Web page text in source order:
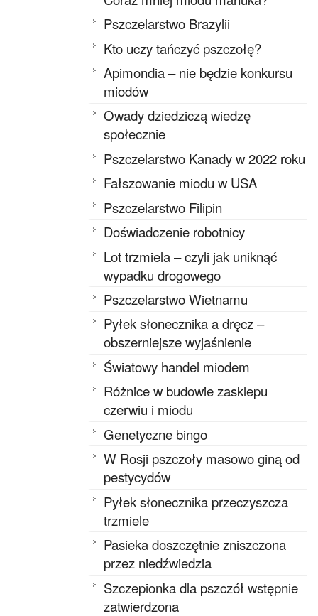
Pszczelarstwo Brazylii
Kto uczy tańczyć pszczołę?
Apimondia – nie będzie konkursu
miodów
Owady dziedziczą wiedzę
społecznie
Pszczelarstwo Kanady w 2022 roku
Fałszowanie miodu w USA
Pszczelarstwo Filipin
Doświadczenie robotnicy
Lot trzmiela – czyli jak uniknąć
wypadku drogowego
Pszczelarstwo Wietnamu
Pyłek słonecznika a dręcz –
obszerniejsze wyjaśnienie
Światowy handel miodem
Różnice w budowie zasklepu
czerwiu i miodu
Genetyczne bingo
W Rosji pszczoły masowo giną od
pestycydów
Pyłek słonecznika przeczyszcza
trzmiele
Pasieka doszczętnie zniszczona
przez niedźwiedzia
Szczepionka dla pszczół wstępnie
zatwierdzona